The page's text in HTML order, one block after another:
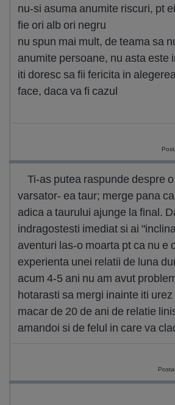
nu-si asuma anumite riscuri, pt
fie ori alb ori negru
nu spun mai mult, de teama sa
anumite persoane, nu asta este
iti doresc sa fii fericita in
face, daca va fi cazul
Ti-as putea raspunde despre
varsator- ea taur; merge pana
adica a taurului ajunge la final.
indragostesti imediat si ai
aventuri las-o moarta pt ca nu e
experienta unei relatii de luna
acum 4-5 ani nu am avut
hotarasti sa mergi inainte iti
macar de 20 de ani de relatie
amandoi si de felul in care va